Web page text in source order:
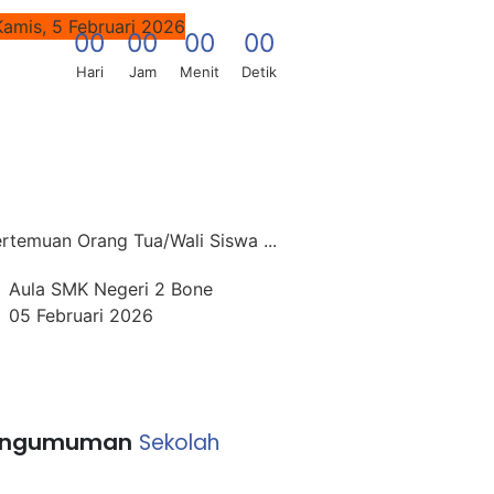
5 Februari 2026
Orang Tua/Wali Siswa ...
Aula SMK Negeri 2 Bone
05 Februari 2026
00
Hari
00
Jam
00
Menit
00
Detik
Sekolah